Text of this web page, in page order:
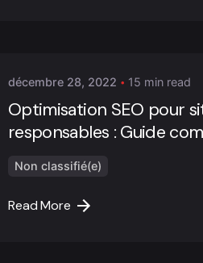
décembre 28, 2022 15 min read
Optimisation SEO pour
responsables : Guide
Non classifié(e)
Read More